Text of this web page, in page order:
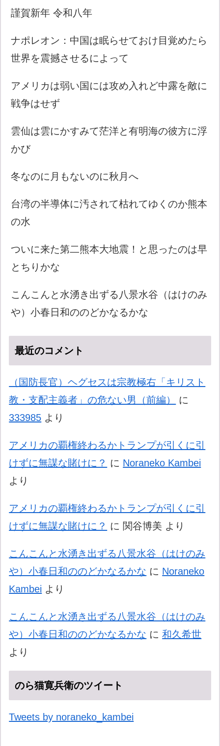
謹賀新年 令和八年
ナポレオン：中国は眠らせておけ目覚めたら
世界を震撼させるによって
アメリカは弱い国には攻め入れど中露を敵に
戦争はせず
雲仙は雲にかすみて茫洋と有明海の彼方に浮
かび
冬なのに月もないのに秋月へ
台湾の半導体に汚されて枯れてゆくのか熊本
の水
ついに来た第二熊本大地震！と思ったのは早
とちりかな
こんこんと水湧き出ずる八景水谷（はけのみ
や）小春日和ののどかなるかな
最近のコメント
（国防長官）ヘグセスは宗教極右「キリスト
教・支配主義者」の危ない男（前編）
に
333985 より
アメリカの覇権終わるかトランプが引くに引
けずに無謀な賭けに？ に Noraneko Kambei
より
アメリカの覇権終わるかトランプが引くに引
けずに無謀な賭けに？ に 関谷博美 より
こんこんと水湧き出ずる八景水谷（はけのみ
や）小春日和ののどかなるかな に Noraneko
Kambei より
こんこんと水湧き出ずる八景水谷（はけのみ
や）小春日和ののどかなるかな に和久希世
より
のら猫寛兵衛のツイート
Tweets by noraneko_kambei